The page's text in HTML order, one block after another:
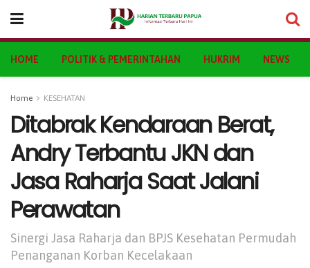
HOME POLITIK & PEMERINTAHAN HUKRIM NEWS
Home KESEHATAN
Ditabrak Kendaraan Berat,
Andry Terbantu JKN dan
Jasa Raharja Saat Jalani
Perawatan
Sinergi Jasa Raharja dan BPJS Kesehatan Permudah
Penanganan Korban Kecelakaan